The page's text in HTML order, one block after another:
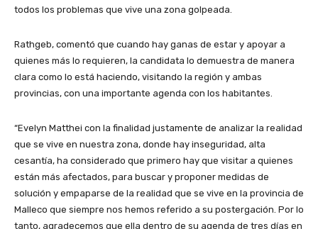
todos los problemas que vive una zona golpeada.
Rathgeb, comentó que cuando hay ganas de estar y apoyar a
quienes más lo requieren, la candidata lo demuestra de manera
clara como lo está haciendo, visitando la región y ambas
provincias, con una importante agenda con los habitantes.
“Evelyn Matthei con la finalidad justamente de analizar la realidad
que se vive en nuestra zona, donde hay inseguridad, alta
cesantía, ha considerado que primero hay que visitar a quienes
están más afectados, para buscar y proponer medidas de
solución y empaparse de la realidad que se vive en la provincia de
Malleco que siempre nos hemos referido a su postergación. Por lo
tanto, agradecemos que ella dentro de su agenda de tres días en